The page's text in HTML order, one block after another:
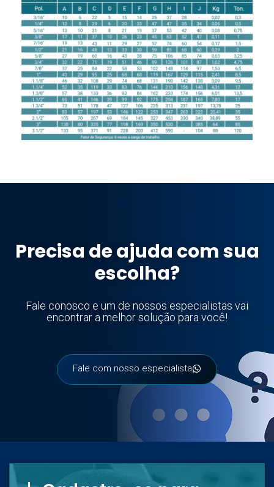
Precisa de ajuda com sua
escolha?
Fale conosco e um de nossos especialistas vai
encontrar a melhor solução para você!
Fale com nosso especialista